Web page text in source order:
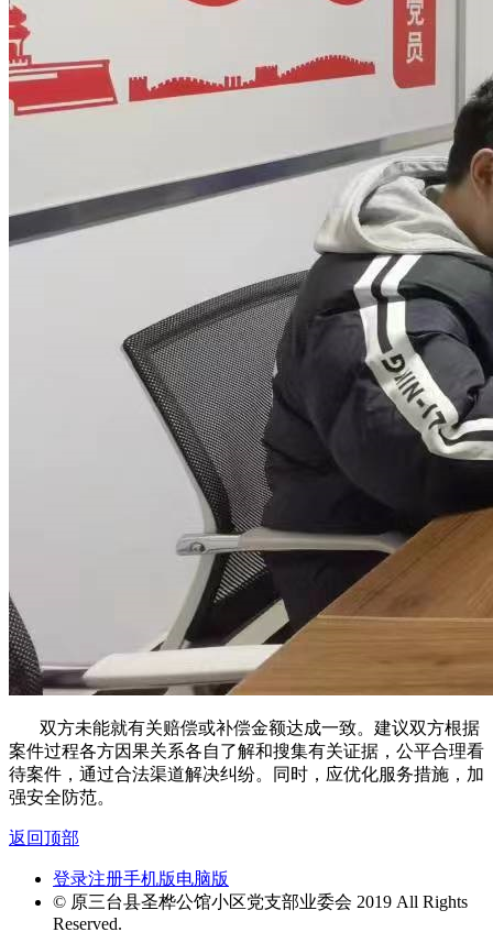
双方未能就有关赔偿或补偿金额达成一致。建议双方根据
案件过程各方因果关系各自了解和搜集有关证据，公平合理看
待案件，通过合法渠道解决纠纷。同时，应优化服务措施，加
强安全防范。
返回顶部
登录注册手机版电脑版
© 原三台县圣桦公馆小区党支部业委会 2019 All Rights
Reserved.